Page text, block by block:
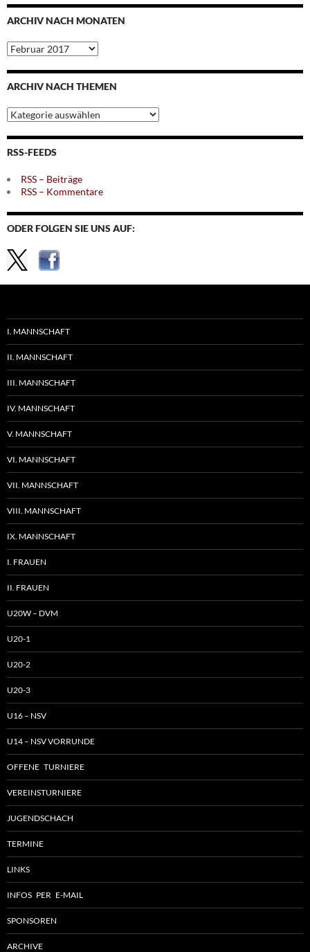
ARCHIV NACH MONATEN
Archiv
nach
Monaten
ARCHIV NACH THEMEN
Archiv
nach
Themen
RSS-FEEDS
RSS – Beiträge
RSS – Kommentare
ODER FOLGEN SIE UNS AUF:
I. MANNSCHAFT
II. MANNSCHAFT
III. MANNSCHAFT
IV. MANNSCHAFT
V. MANNSCHAFT
VI. MANNSCHAFT
VII. MANNSCHAFT
VIII. MANNSCHAFT
IX. MANNSCHAFT
I. FRAUEN
II. FRAUEN
U20W – DVM
U20-1
U20-2
U20-3
U16 – NSV
U14 – NSV VORRUNDE
OFFENE TURNIERE
VEREINSTURNIERE
JUGENDSCHACH
TERMINE
LINKS
INFOS PER E-MAIL
SPONSOREN
ARCHIVE